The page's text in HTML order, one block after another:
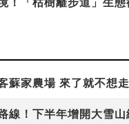
蘇家農場 來了就不想走